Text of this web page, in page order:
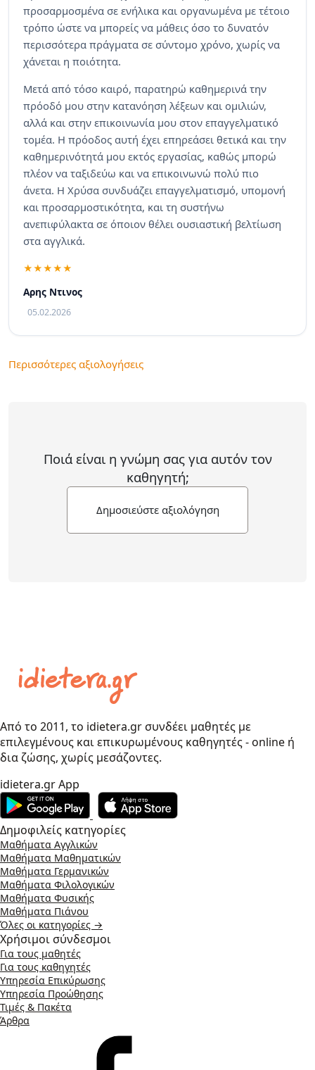
προσαρμοσμένα σε ενήλικα και οργανωμένα με τέτοιο
τρόπο ώστε να μπορείς να μάθεις όσο το δυνατόν
περισσότερα πράγματα σε σύντομο χρόνο, χωρίς να
χάνεται η ποιότητα.
Μετά από τόσο καιρό, παρατηρώ καθημερινά την
πρόοδό μου στην κατανόηση λέξεων και ομιλιών,
αλλά και στην επικοινωνία μου στον επαγγελματικό
τομέα. Η πρόοδος αυτή έχει επηρεάσει θετικά και την
καθημερινότητά μου εκτός εργασίας, καθώς μπορώ
πλέον να ταξιδεύω και να επικοινωνώ πολύ πιο
άνετα. Η Χρύσα συνδυάζει επαγγελματισμό, υπομονή
και προσαρμοστικότητα, και τη συστήνω
ανεπιφύλακτα σε όποιον θέλει ουσιαστική βελτίωση
στα αγγλικά.
Αρης Ντινος
05.02.2026
Περισσότερες αξιολογήσεις
Ποιά είναι η γνώμη σας για αυτόν τον
καθηγητή;
Δημοσιεύστε αξιολόγηση
Από το 2011, το idietera.gr συνδέει μαθητές με
επιλεγμένους και επικυρωμένους καθηγητές - online ή
δια ζώσης, χωρίς μεσάζοντες.
idietera.gr App
Δημοφιλείς κατηγορίες
Μαθήματα Αγγλικών
Μαθήματα Μαθηματικών
Μαθήματα Γερμανικών
Μαθήματα Φιλολογικών
Μαθήματα Φυσικής
Μαθήματα Πιάνου
Όλες οι κατηγορίες →
Χρήσιμοι σύνδεσμοι
Για τους μαθητές
Για τους καθηγητές
Υπηρεσία Επικύρωσης
Υπηρεσία Προώθησης
Τιμές & Πακέτα
Άρθρα